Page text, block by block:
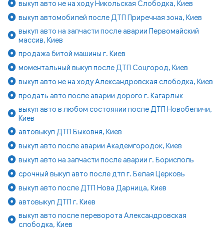
выкуп авто не на ходу Никольская Слободка, Киев
выкуп автомобилей после ДТП Приречная зона, Киев
выкуп авто на запчасти после аварии Первомайский
массив, Киев
продажа битой машины г. Киев
моментальный выкуп после ДТП Соцгород, Киев
выкуп авто не на ходу Александровская слободка, Киев
продать авто после аварии дорого г. Кагарлык
выкуп авто в любом состоянии после ДТП Новобеличи,
Киев
автовыкуп ДТП Быковня, Киев
выкуп авто после аварии Академгородок, Киев
выкуп авто на запчасти после аварии г. Борисполь
срочный выкуп авто после дтп г. Белая Церковь
выкуп авто после ДТП Нова Дарница, Киев
автовыкуп ДТП г. Киев
выкуп авто после переворота Александровская
слободка, Киев